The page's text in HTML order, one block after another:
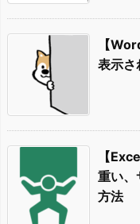
【
表示さ
【
重い、
方法